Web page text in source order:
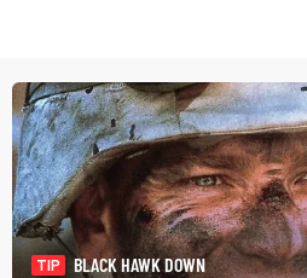
TIP
BLACK HAWK DOWN